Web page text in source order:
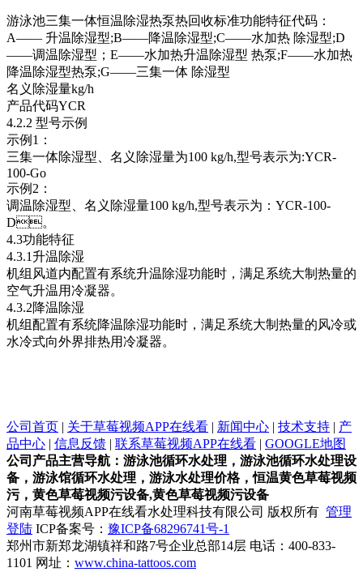
游泳池三集一体恒温除湿热泵热回收标准功能特征代码：
A—— 升温除湿型;B——降温除湿型;C——水加热 除湿型;D
——调温除湿型；E——水加热升温除湿型 热泵;F——水加热
降温除湿型热泵;G——三集一体 除湿型
名义除湿量kg/h
产品代码YCR
4.2.2 型号示例
示例1：
三集一体除湿型、名义除湿量为100 kg/h,型号表示为:YCR-
100-Go
示例2：
调温除湿型、名义除湿量100 kg/h,型号表示为：YCR-100-
D。
4.3功能特征
4.3.1升温除湿
机组风道内配置有系统升温除湿功能时，满足系统大制热量的
空气升温用冷凝器。
4.3.2降温除湿
机组配置有系统降温除湿功能时，满足系统大制热量的风冷或
水冷式向外界排热用冷凝器。
公司首页 | 关于草莓视频APP在线看 | 新闻中心 | 技术支持 | 产
品中心 | 信息反馈 | 联系草莓视频APP在线看 | GOOGLE地图
公司产品主营导航：游泳池循环水处理，游泳池循环水处理设
备，游泳馆循环水处理，游泳水处理价格，恒温黄色草莓视频
污，黄色草莓视频污设备,黄色草莓视频污设备
河南草莓视频APP在线看水处理科技有限公司 版权所有 管理
登陆 ICP备案号： 豫ICP备68296741号-1
郑州市新郑龙湖镇祥和路7号企业总部14层 电话：400-833-
1101 网址： www.china-tattoos.com